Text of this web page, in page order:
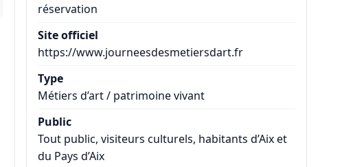
réservation
Site officiel
https://www.journeesdesmetiersdart.fr
Type
Métiers d’art / patrimoine vivant
Public
Tout public, visiteurs culturels, habitants d’Aix et
du Pays d’Aix